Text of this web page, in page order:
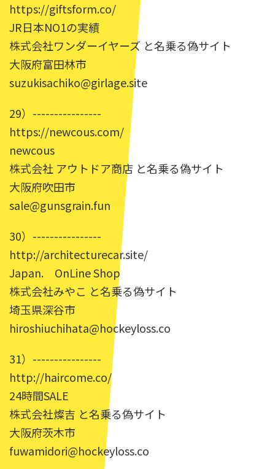
https://giftsform.co/
JR日本NO1の実績
株式会社ワンダーイヤーズ と名乗る偽サイト
大阪府富田林市
suzukisachiko@girlage.site
29）----------------
https://newcous.com/
newcous
株式会社 アウトドア商店 と名乗る偽サイト
大阪府吹田市
sale@gunsgrain.fun
30）----------------
http://architecturecar.site/
Japan. OnLine Shop
株式会社みやこ と名乗る偽サイト
埼玉県深谷市
hiroshiuchihata@hockeyloss.co
31）----------------
http://haircome.co/
24時間SALE
株式会社燦吉 と名乗る偽サイト
大阪府茨木市
fuwamidori@hockeyloss.co